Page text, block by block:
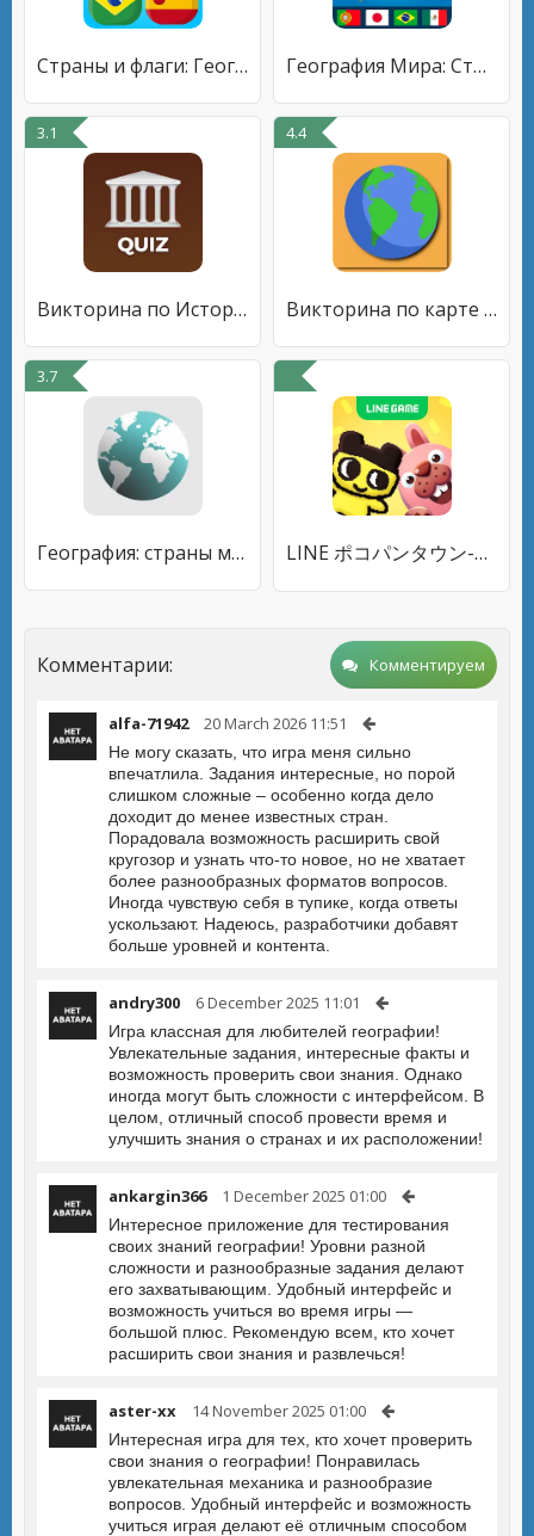
Страны и флаги: География мира География Мира: Страны и Флаги
3.1
Викторина по Истории Мира
4.4
Викторина по карте мира
3.7
География: страны мира (игра) LINE ポコパンタウン-楽しめるステージ満載パズルゲーム
Комментарии: Комментируем
alfa-71942 20 March 2026 11:51
Не могу сказать, что игра меня сильно
впечатлила. Задания интересные, но порой
слишком сложные – особенно когда дело
доходит до менее известных стран.
Порадовала возможность расширить свой
кругозор и узнать что-то новое, но не хватает
более разнообразных форматов вопросов.
Иногда чувствую себя в тупике, когда ответы
ускользают. Надеюсь, разработчики добавят
больше уровней и контента.
andry300 6 December 2025 11:01
Игра классная для любителей географии!
Увлекательные задания, интересные факты и
возможность проверить свои знания. Однако
иногда могут быть сложности с интерфейсом. В
целом, отличный способ провести время и
улучшить знания о странах и их расположении!
ankargin366 1 December 2025 01:00
Интересное приложение для тестирования
своих знаний географии! Уровни разной
сложности и разнообразные задания делают
его захватывающим. Удобный интерфейс и
возможность учиться во время игры —
большой плюс. Рекомендую всем, кто хочет
расширить свои знания и развлечься!
aster-xx 14 November 2025 01:00
Интересная игра для тех, кто хочет проверить
свои знания о географии! Понравилась
увлекательная механика и разнообразие
вопросов. Удобный интерфейс и возможность
учиться играя делают её отличным способом